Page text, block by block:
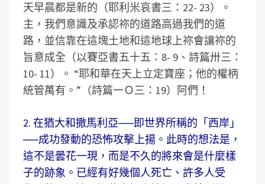
天早晨都是新的（耶利米哀書三：22- 23）。
主，我們意識及承認祢的道路高過我們的道
路，並信靠在這塊土地和這地球上祢會讓祢的
旨意成全（以賽亞書五十五：8- 9、詩篇卅三：
10- 11）。 “耶和華在天上立定寶座；他的權柄
統管萬有。”（詩篇一Ｏ三：19）阿們！
2. 在猶大和撒馬利亞──即世界所稱的「西岸」
──成功發動的恐怖攻擊上揚。此時的想法是，
這不是曇花一現，而是不久的將來會是什麼樣
子的跡象。已經有好幾個人死亡、許多人受